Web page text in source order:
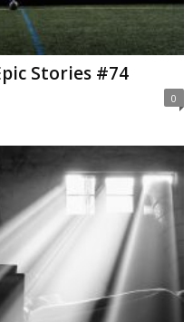
Stories #74
0